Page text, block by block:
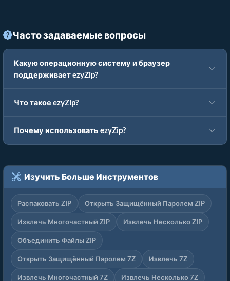
Часто задаваемые вопросы
Какую операционную систему и браузер
поддерживает ezyZip?
Что такое ezyZip?
Почему использовать ezyZip?
Изучить Больше Инструментов
Распаковать ZIP Открыть Защищённый Паролем ZIP
Извлечь Многочастный ZIP Извлечь Несколько ZIP
Объединить Файлы ZIP
Открыть Защищённый Паролем 7Z Извлечь 7Z
Извлечь Многочастный 7Z Извлечь Несколько 7Z